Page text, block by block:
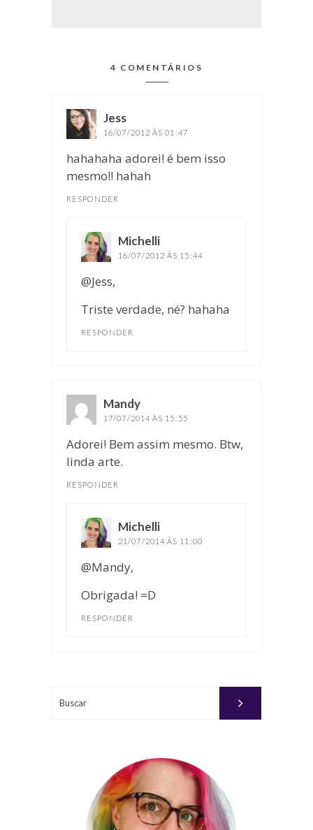
4 COMENTÁRIOS
Jess
16/07/2012 ÀS 01:47
hahahaha adorei! é bem isso
mesmo!! hahah
RESPONDER
Michelli
16/07/2012 ÀS 15:44
@Jess,
Triste verdade, né? hahaha
RESPONDER
Mandy
17/07/2014 ÀS 15:55
Adorei! Bem assim mesmo. Btw,
linda arte.
RESPONDER
Michelli
21/07/2014 ÀS 11:00
@Mandy,
Obrigada! =D
RESPONDER